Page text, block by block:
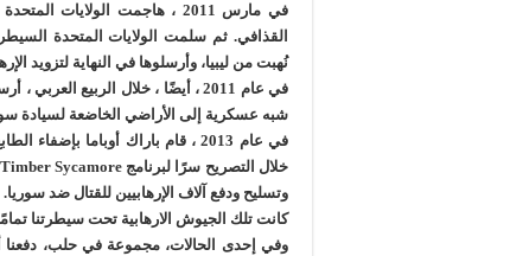
في مارس 2011 ، هاجمت
القذافي. ثم سلمت الولايات المتحدة
نُهبت من ليبيا، وأرسلوها في النهاية لتزويد
في عام 2011 ، أيضًا ، خلال الربيع
شبه عسكرية إلى الأراضي الخاضعة لسيادة
في عام 2013 ، قام باراك أوباما
وتسليح ودفع آلاف الإرهابيين للقتال ضد سوريا.
كانت تلك الجيوش الارهابية تحت سيطرتنا
وفي إحدى الحالات، مجموعة في حلب، دفعنا